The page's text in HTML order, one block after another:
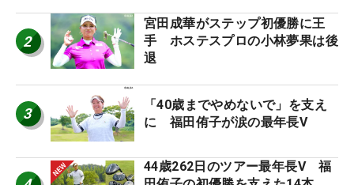
2
宮田成華がステップ初優勝に王
手 ホステスプロの小林夢果は後
退
3
「40歳までやめないで」を支え
に 福田侑子が涙の最年長V
44歳262日のツアー最年長V 福